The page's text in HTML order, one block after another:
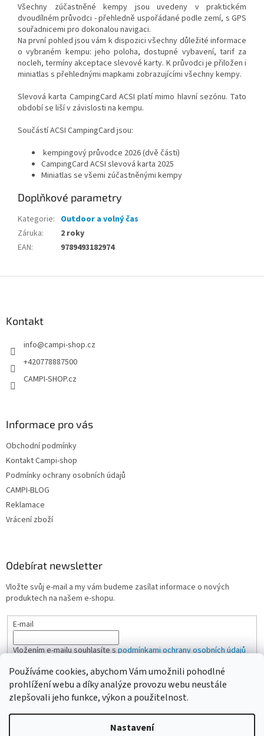
Používáme cookies, abychom Vám umožnili pohodlné
prohlížení webu a díky analýze provozu webu neustále
zlepšovali jeho funkce, výkon a použitelnost.
Nastavení
Všechny zúčastněné kempy jsou uvedeny v praktickém
dvoudílném průvodci - přehledně uspořádané podle zemí, s GPS
souřadnicemi pro dokonalou navigaci.
Na první pohled jsou vám k dispozici všechny důležité informace
o vybraném kempu: jeho poloha, dostupné vybavení, tarif za
nocleh, termíny akceptace slevové karty. K průvodci je přiložen i
miniatlas s přehlednými mapkami zobrazujícími všechny kempy.
Slevová karta CampingCard ACSI platí mimo hlavní sezónu. Tato
období se liší v závislosti na kempu.
Součástí ACSI CampingCard jsou:
kempingový průvodce 2026 (dvě části)
CampingCard ACSI slevová karta 2025
Miniatlas se všemi zúčastněnými kempy
Doplňkové parametry
Kategorie: Outdoor a volný čas
Záruka:
2 roky
EAN: 9789493182974
Kontakt
info@campi-shop.cz
+420778887500
CAMPI-SHOP.cz
Informace pro vás
Obchodní podmínky
Kontakt Campi-shop
Podmínky ochrany osobních údajů
CAMPI-BLOG
Reklamace
Vrácení zboží
Odebírat newsletter
Vložte svůj e-mail a my vám budeme zasílat informace o nových
produktech na našem e-shopu.
E-mail
Vložením e-mailu souhlasíte spodmínkami ochrany osobních údajů
PŘIHLÁSIT SE
Vytvořil Shoptet